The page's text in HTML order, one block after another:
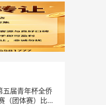
五届青年杯全侨
（团体赛）比赛